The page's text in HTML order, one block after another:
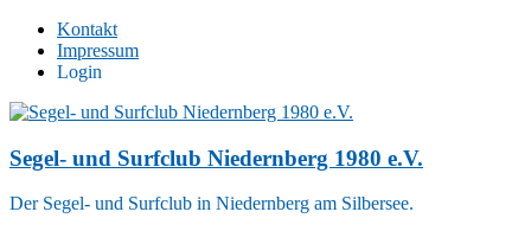
Zum
Inhalt
springen
Kontakt
Impressum
Login
Segel- und Surfclub Niedernberg 1980 e.V.
Der Segel- und Surfclub in Niedernberg am Silbersee.